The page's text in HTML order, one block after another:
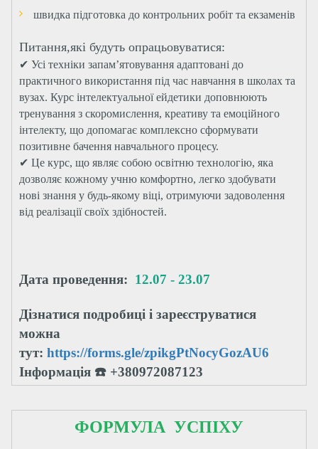
швидка підготовка до контрольних робіт та екзаменів
Питання,які будуть опрацьовуватися:
✔ Усі техніки запам’ятовування адаптовані до
практичного використання під час навчання в школах та
вузах. Курс інтелектуальної ейдетики доповнюють
тренування з скоромислення, креативу та емоційного
інтелекту, що допомагає комплексно сформувати
позитивне бачення навчального процесу.
✔ Це курс, що являє собою освітню технологію, яка
дозволяє кожному учню комфортно, легко здобувати
нові знання у будь-якому віці, отримуючи задоволення
від реалізації своїх здібностей.
Дата проведення: 12.07 - 23.07
Дізнатися подробиці і зареєструватися
можна
тут: https://forms.gle/zpikgPtNocyGozAU6
Інформація ☎️ +380972087123
ФОРМУЛА УСПІХУ